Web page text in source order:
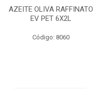
AZEITE OLIVA RAFFINATO
EV PET 6X2L
Código: 8060